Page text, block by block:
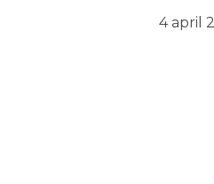
4 april